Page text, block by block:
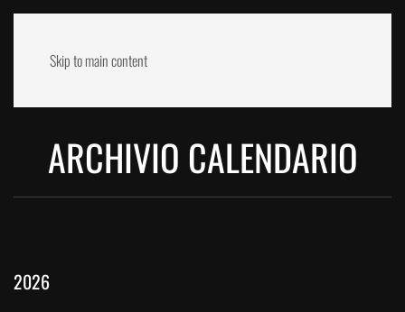
Skip to main content
ARCHIVIO CALENDARIO
2026